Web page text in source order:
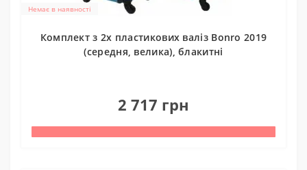
Немає в наявності
Комплект з 2х пластикових валіз Bonro 2019
(середня, велика), блакитні
2 717 грн